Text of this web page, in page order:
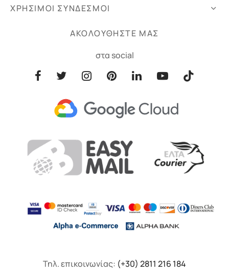
ΧΡΗΣΙΜΟΙ ΣΥΝΔΕΣΜΟΙ
ΑΚΟΛΟΥΘΗΣΤΕ ΜΑΣ
στα social
Τηλ. επικοινωνίας: (+30) 2811 216 184